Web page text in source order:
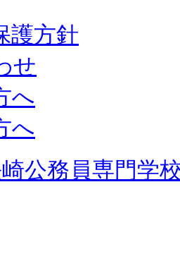
護方針
せ
へ
へ
公務員専門学